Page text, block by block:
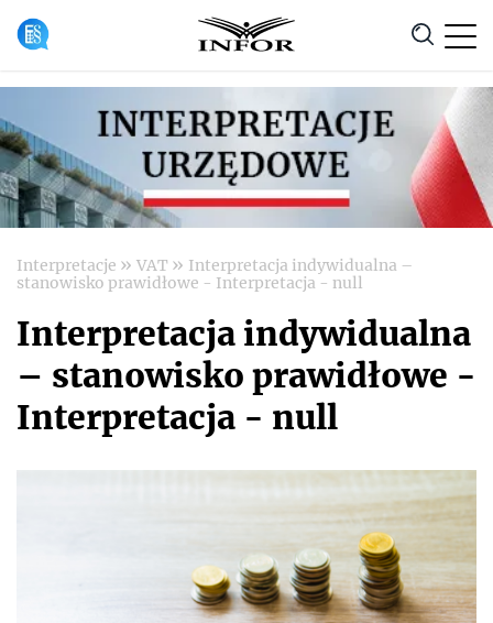
Anuluj
Interpretacje » VAT » Interpretacja indywidualna –
stanowisko prawidłowe - Interpretacja - null
Interpretacja indywidualna
– stanowisko prawidłowe -
Interpretacja - null